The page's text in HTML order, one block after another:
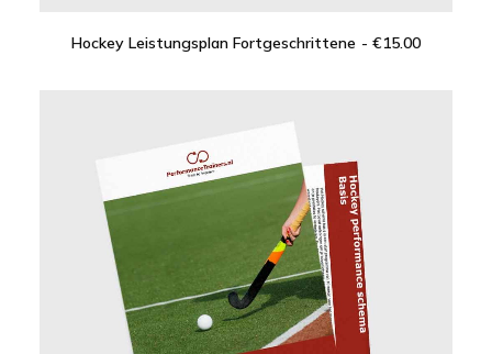
IN DEN WARENKORB
Hockey Leistungsplan Fortgeschrittene €15.00